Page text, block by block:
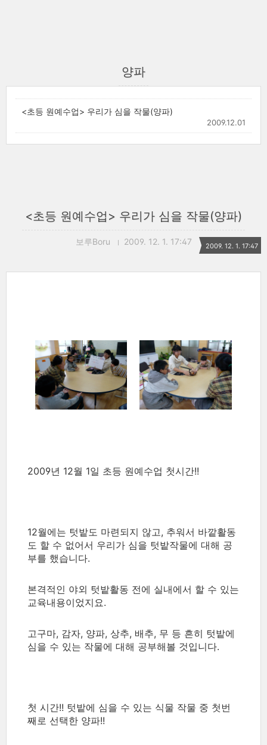
양파
<초등 원예수업> 우리가 심을 작물(양파)
2009.12.01
<초등 원예수업> 우리가 심을 작물(양파)
보루Boru 2009. 12. 1. 17:47 2009. 12. 1. 17:47
2009년 12월 1일 초등 원예수업 첫시간!!
12월에는 텃밭도 마련되지 않고, 추워서 바깥활동
도 할 수 없어서 우리가 심을 텃밭작물에 대해 공
부를 했습니다.
본격적인 야외 텃밭활동 전에 실내에서 할 수 있는
교육내용이었지요.
고구마, 감자, 양파, 상추, 배추, 무 등 흔히 텃밭에
심을 수 있는 작물에 대해 공부해볼 것입니다.
첫 시간!! 텃밭에 심을 수 있는 식물 작물 중 첫번
째로 선택한 양파!!